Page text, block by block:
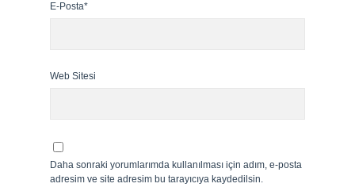
E-Posta*
Web Sitesi
Daha sonraki yorumlarımda kullanılması için adım, e-posta
adresim ve site adresim bu tarayıcıya kaydedilsin.